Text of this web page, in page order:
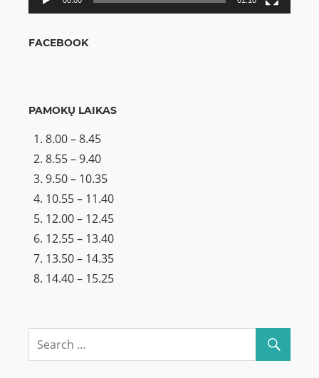
FACEBOOK
PAMOKŲ LAIKAS
8.00 – 8.45
8.55 – 9.40
9.50 – 10.35
10.55 – 11.40
12.00 – 12.45
12.55 – 13.40
13.50 – 14.35
14.40 – 15.25